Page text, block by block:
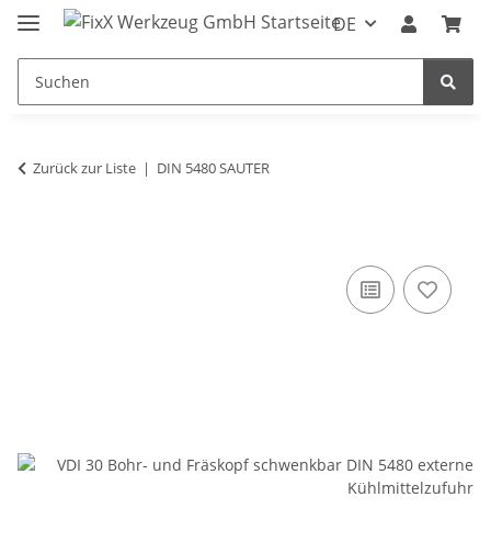
DE
Zurück zur Liste DIN 5480 SAUTER